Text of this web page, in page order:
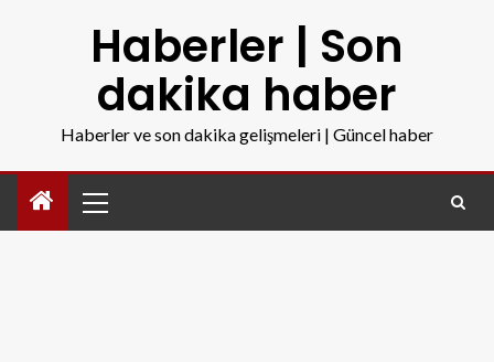
Haberler | Son
dakika haber
Haberler ve son dakika gelişmeleri | Güncel haber